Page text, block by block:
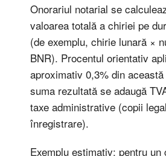
Onorariul notarial se
valoarea totală a chiriei pe
(de exemplu, chirie lunară ×
BNR). Procentul orientativ
aproximativ 0,3% din
suma rezultată se adaugă
taxe administrative (copii
înregistrare).
Exemplu estimativ: pentru un